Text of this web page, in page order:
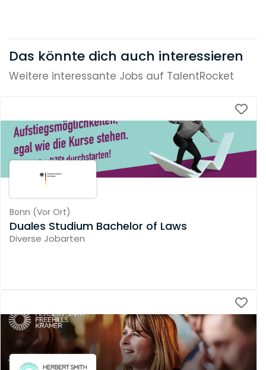
Das könnte dich auch interessieren
Weitere interessante Jobs auf TalentRocket
Bonn (Vor Ort)
Duales Studium Bachelor of Laws
Diverse Jobarten